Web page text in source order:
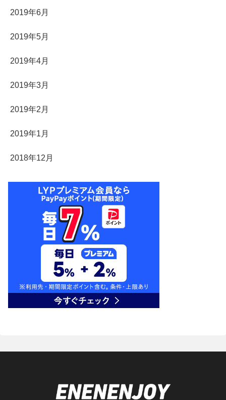
2019年6月
2019年5月
2019年4月
2019年3月
2019年2月
2019年1月
2018年12月